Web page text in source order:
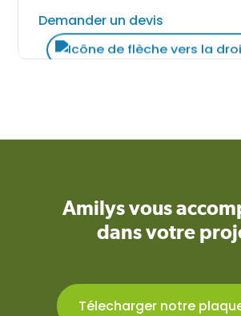
Demander un devis
Amilys vous
dans votre
Télecharger notre